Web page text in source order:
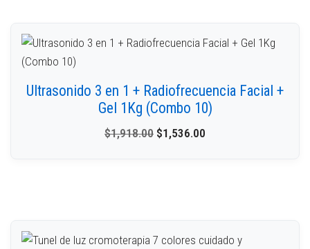
Ultrasonido 3 en 1 + Radiofrecuencia Facial +
Gel 1Kg (Combo 10)
$1,918.00 $1,536.00